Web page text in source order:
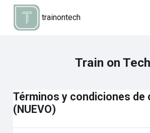
Salta al contenido principal
trainontech
Train on Tech
Términos y condiciones
(NUEVO)